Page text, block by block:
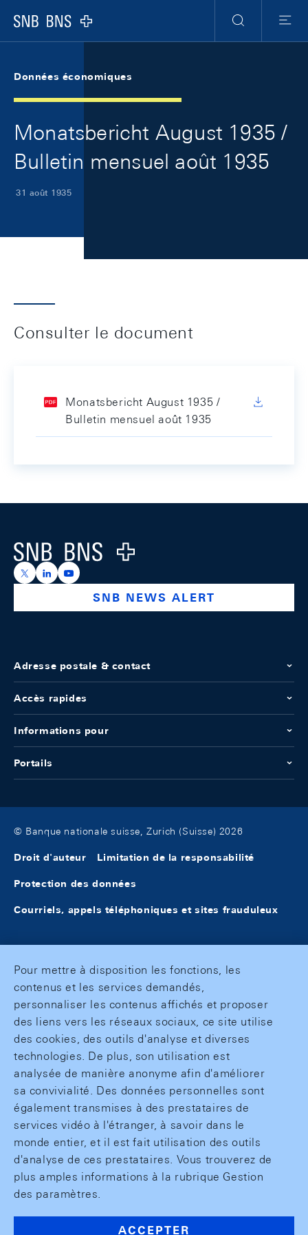
Logo
RechercheMenu
Données économiques
Monatsbericht August 1935 /
Bulletin mensuel août 1935
31 août 1935
Consulter le document
Monatsbericht August 1935 /
Bulletin mensuel août 1935
Logo
https://x.com/snb_bns
https://ch.linkedin.com/company/swiss-national-
https://www.youtube.com/@swissnationalbank
SNB NEWS ALERT
Adresse postale & contact
Accès rapides
Informations pour
Portails
© Banque nationale suisse, Zurich (Suisse) 2026
Droit d'auteur Limitation de la responsabilité
Protection des données
Courriels, appels téléphoniques et sites frauduleux
Pour mettre à disposition les fonctions, les
contenus et les services demandés,
personnaliser les contenus affichés et proposer
des liens vers les réseaux sociaux, ce site utilise
des cookies, des outils d'analyse et diverses
technologies. De plus, son utilisation est
analysée de manière anonyme afin d'améliorer
sa convivialité. Des données personnelles sont
également transmises à des prestataires de
services vidéo à l'étranger, à savoir dans le
monde entier, et il est fait utilisation des outils
d'analyse de ces prestataires. Vous trouverez de
plus amples informations à la rubrique Gestion
des paramètres.
ACCEPTER